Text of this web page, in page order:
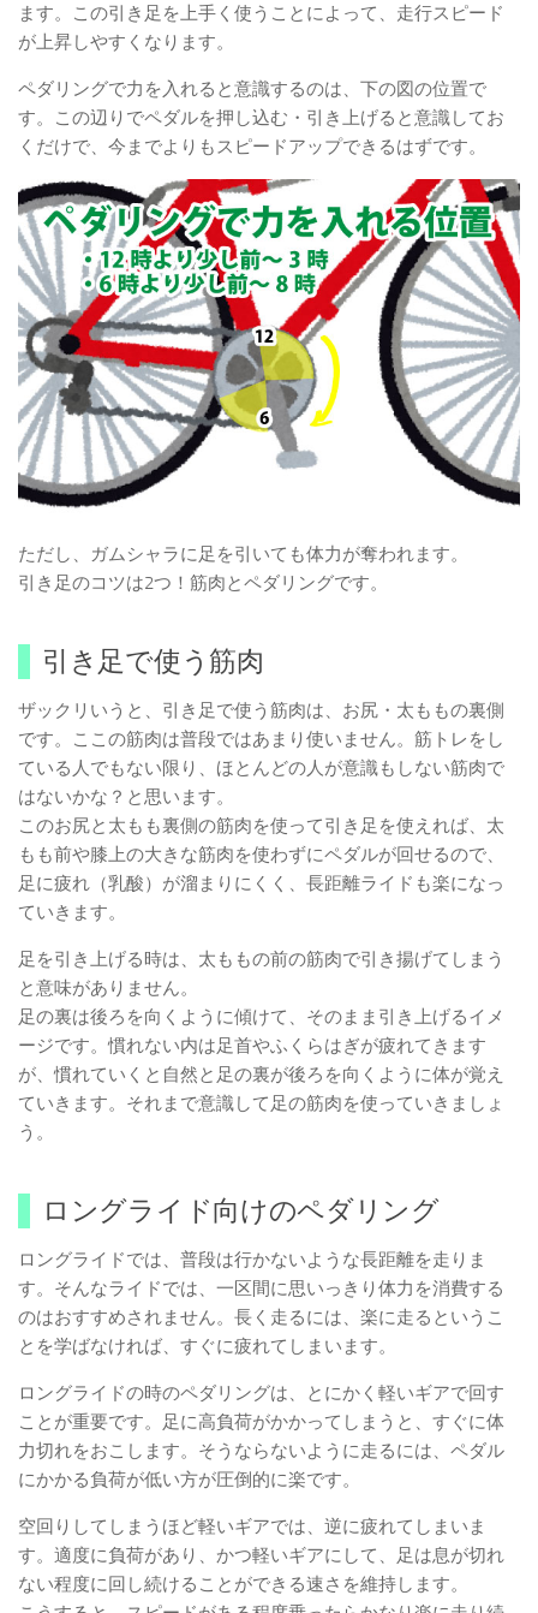
ます。この引き足を上手く使うことによって、走行スピード
が上昇しやすくなります。
ペダリングで力を入れると意識するのは、下の図の位置で
す。この辺りでペダルを押し込む・引き上げると意識してお
くだけで、今までよりもスピードアップできるはずです。
ただし、ガムシャラに足を引いても体力が奪われます。
引き足のコツは2つ！筋肉とペダリングです。
引き足で使う筋肉
ザックリいうと、引き足で使う筋肉は、お尻・太ももの裏側
です。ここの筋肉は普段ではあまり使いません。筋トレをし
ている人でもない限り、ほとんどの人が意識もしない筋肉で
はないかな？と思います。
このお尻と太もも裏側の筋肉を使って引き足を使えれば、太
もも前や膝上の大きな筋肉を使わずにペダルが回せるので、
足に疲れ（乳酸）が溜まりにくく、長距離ライドも楽になっ
ていきます。
足を引き上げる時は、太ももの前の筋肉で引き揚げてしまう
と意味がありません。
足の裏は後ろを向くように傾けて、そのまま引き上げるイメ
ージです。慣れない内は足首やふくらはぎが疲れてきます
が、慣れていくと自然と足の裏が後ろを向くように体が覚え
ていきます。それまで意識して足の筋肉を使っていきましょ
う。
ロングライド向けのペダリング
ロングライドでは、普段は行かないような長距離を走りま
す。そんなライドでは、一区間に思いっきり体力を消費する
のはおすすめされません。長く走るには、楽に走るというこ
とを学ばなければ、すぐに疲れてしまいます。
ロングライドの時のペダリングは、とにかく軽いギアで回す
ことが重要です。足に高負荷がかかってしまうと、すぐに体
力切れをおこします。そうならないように走るには、ペダル
にかかる負荷が低い方が圧倒的に楽です。
空回りしてしまうほど軽いギアでは、逆に疲れてしまいま
す。適度に負荷があり、かつ軽いギアにして、足は息が切れ
ない程度に回し続けることができる速さを維持します。